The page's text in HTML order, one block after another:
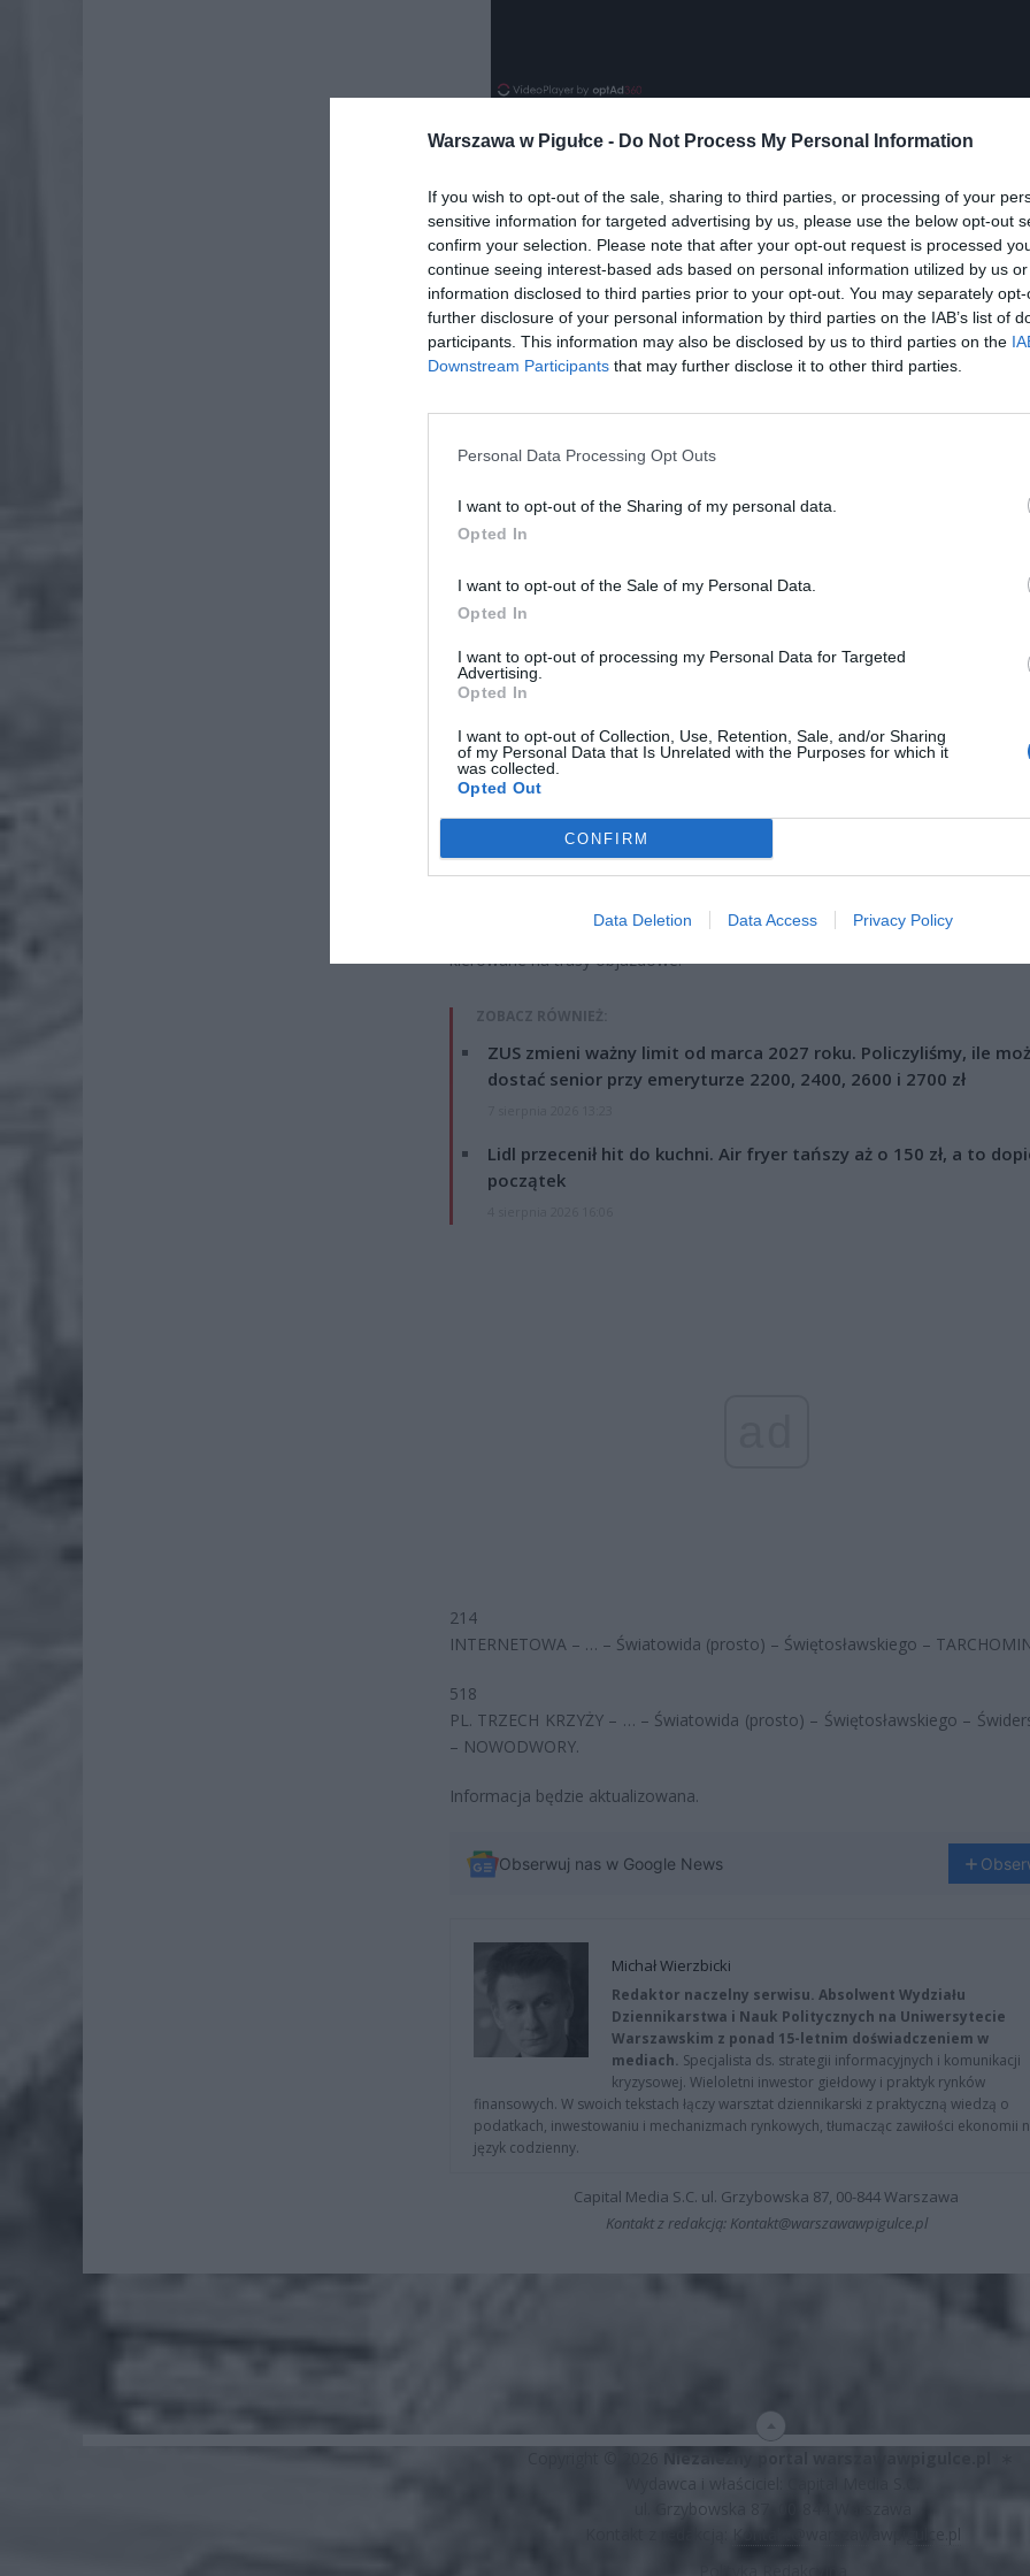
Warszawa w Pigułce - Do Not Process My Personal Information
If you wish to opt-out of the sale, sharing to third parties, or processing of your
sensitive information for targeted advertising by us, please use the below opt-out
confirm your selection. Please note that after your opt-out request is processed
continue seeing interest-based ads based on personal information utilized by us
information disclosed to third parties prior to your opt-out. You may separately
further disclosure of your personal information by third parties on the IAB’s list of
participants. This information may also be disclosed by us to third parties on the
Downstream Participants that may further disclose it to other third parties.
Personal Data Processing Opt Outs
I want to opt-out of the Sharing of my personal data.
Opted In
I want to opt-out of the Sale of my Personal Data.
Opted In
I want to opt-out of processing my Personal Data for Targeted
Advertising.
Opted In
I want to opt-out of Collection, Use, Retention, Sale, and/or Sharing
of my Personal Data that Is Unrelated with the Purposes for which it
was collected.
Opted Out
CONFIRM
Data Deletion Data Access Privacy Policy
Na ul. Świderskiej na warszawskim Tarchominie doszło do
reanimowany.
ad
ZTM informuje, że z powodu zablokowanego przejazdu ulicą Świderską
kierowane na trasy objazdowe:
ZOBACZ RÓWNIEŻ:
ZUS zmieni ważny limit od marca 2027 roku. Policzyliśmy, ile
dostać senior przy emeryturze 2200, 2400, 2600 i 2700 zł
Lidl przecenił hit do kuchni. Air fryer tańszy aż o 150 zł, a to
początek
214
INTERNETOWA – … – Światowida (prosto) – Świętosławskiego –
518
PL. TRZECH KRZYŻY – … – Światowida (prosto) – Świętosławskiego –
– NOWODWORY.
Informacja będzie aktualizowana.
Obserwuj nas w Google News
Michał Wierzbicki
Redaktor naczelny serwisu. Absolwent Wydziału
Dziennikarstwa i Nauk Politycznych na Uniwersytecie
Warszawskim z ponad 15-letnim doświadczeniem w
mediach. Specjalista ds. strategii informacyjnych i komunikacji
kryzysowej. Wieloletni inwestor giełdowy i praktyk rynków
finansowych. W swoich tekstach łączy warsztat dziennikarski z praktyczną wiedzą o
podatkach, inwestowaniu i mechanizmach rynkowych, tłumacząc zawiłości ekonomii
język codzienny.
Capital Media S.C. ul. Grzybowska 87, 00-844 Warszawa
Kontakt z redakcją: Kontakt@warszawawpigulce.pl
Niezależny portal warszawawpigulce.pl
Wydawca i właściciel: Capital Media S.C.
ul. Grzybowska 87, 00-844 Warszawa